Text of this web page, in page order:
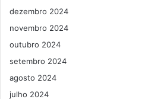
dezembro 2024
novembro 2024
outubro 2024
setembro 2024
agosto 2024
julho 2024